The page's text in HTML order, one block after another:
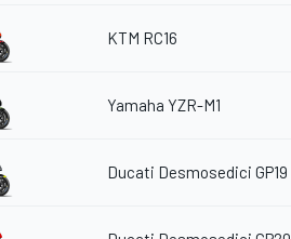
KTM RC16
Yamaha YZR-M1
Ducati Desmosedici GP19